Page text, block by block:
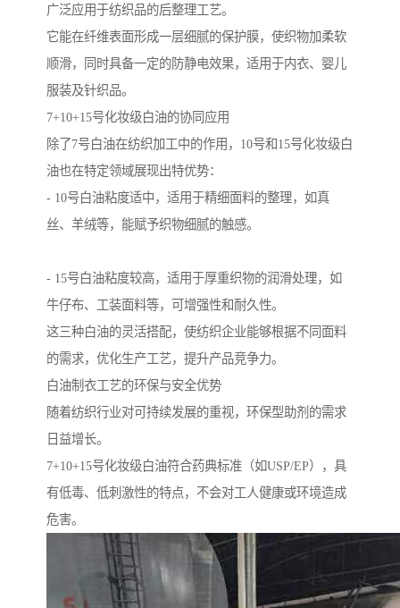
广泛应用于纺织品的后整理工艺。
它能在纤维表面形成一层细腻的保护膜，使织物加柔软
顺滑，同时具备一定的防静电效果，适用于内衣、婴儿
服装及针织品。
7+10+15号化妆级白油的协同应用
除了7号白油在纺织加工中的作用，10号和15号化妆级白
油也在特定领域展现出特优势：
- 10号白油粘度适中，适用于精细面料的整理，如真
丝、羊绒等，能赋予织物细腻的触感。
- 15号白油粘度较高，适用于厚重织物的润滑处理，如
牛仔布、工装面料等，可增强性和耐久性。
这三种白油的灵活搭配，使纺织企业能够根据不同面料
的需求，优化生产工艺，提升产品竞争力。
白油制衣工艺的环保与安全优势
随着纺织行业对可持续发展的重视，环保型助剂的需求
日益增长。
7+10+15号化妆级白油符合药典标准（如USP/EP），具
有低毒、低刺激性的特点，不会对工人健康或环境造成
危害。